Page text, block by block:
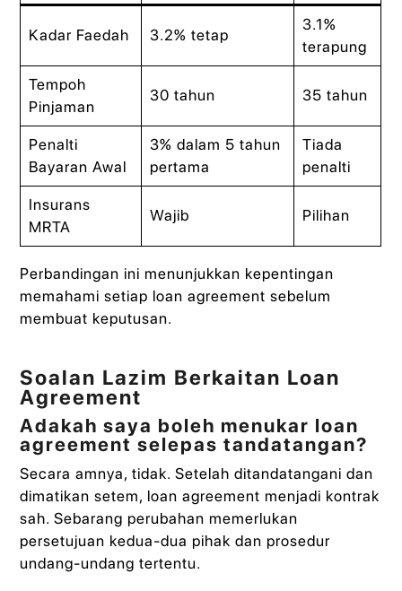
Kadar Faedah 3.2% tetap
3.1%
terapung
Tempoh
Pinjaman
30 tahun 35 tahun
Penalti
Bayaran Awal
3% dalam 5 tahun
pertama
Tiada
penalti
Insurans
MRTA
Wajib Pilihan
Perbandingan ini menunjukkan kepentingan
memahami setiap loan agreement sebelum
membuat keputusan.
Soalan Lazim Berkaitan Loan
Agreement
Adakah saya boleh menukar loan
agreement selepas tandatangan?
Secara amnya, tidak. Setelah ditandatangani dan
dimatikan setem, loan agreement menjadi kontrak
sah. Sebarang perubahan memerlukan
persetujuan kedua-dua pihak dan prosedur
undang-undang tertentu.